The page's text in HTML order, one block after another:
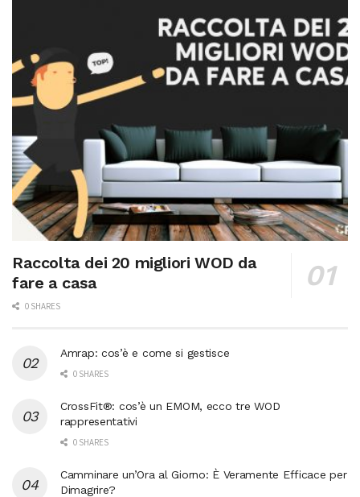
Raccolta dei 20 migliori WOD da
fare a casa
0 SHARES
Amrap: cos’è e come si gestisce
0 SHARES
CrossFit®: cos’è un EMOM, ecco tre WOD
rappresentativi
0 SHARES
Camminare un’Ora al Giorno: È Veramente Efficace per
Dimagrire?